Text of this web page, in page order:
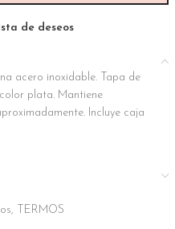
de deseos
acero inoxidable. Tapa de
plata. Mantiene
Incluye caja
, TERMOS